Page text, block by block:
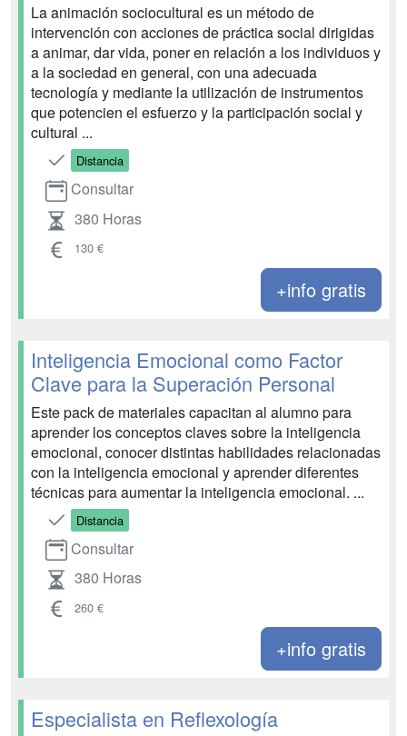
La animación sociocultural es un método de
intervención con acciones de práctica social dirigidas
a animar, dar vida, poner en relación a los individuos y
a la sociedad en general, con una adecuada
tecnología y mediante la utilización de instrumentos
que potencien el esfuerzo y la participación social y
cultural ...
Distancia
Consultar
380 Horas
130 €
+info gratis
Inteligencia Emocional como Factor
Clave para la Superación Personal
Este pack de materiales capacitan al alumno para
aprender los conceptos claves sobre la inteligencia
emocional, conocer distintas habilidades relacionadas
con la inteligencia emocional y aprender diferentes
técnicas para aumentar la inteligencia emocional. ...
Distancia
Consultar
380 Horas
260 €
+info gratis
Especialista en Reflexología